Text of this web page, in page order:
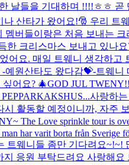
날들을 기대하며 !!!!ㅎㅎ 곧
산타가 왔어요!🎅 우리 트
버들이랑은 처음 보내는
크리스마스 보내고 있나
어요. 매일 트웨니 생각하고
-예원산타도 왔다감💝-트웨니
어요? 🎄GOD JUL TWENY!!!
PEPPARKAKSHUS...사랑하
활동할 예정이니까, 자주
The Love sprinkle tour is
har varit borta från Sverige
웨니들 좀만 기다려요~!~!
응원 부탁드려요 사랑해요